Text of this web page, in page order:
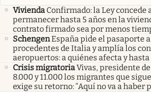
Vivienda Confirmado: la Ley concede
permanecer hasta 5 años en la
contrato firmado sea por menos
SchengenEspaña pide el pasaporte
procedentes de Italia y amplía los
aeropuertos: a quiénes afecta y
Crisis migratoriaVivas, presidente
8.000 y 11.000 los migrantes que
exige su retorno: “Aquí no va a haber